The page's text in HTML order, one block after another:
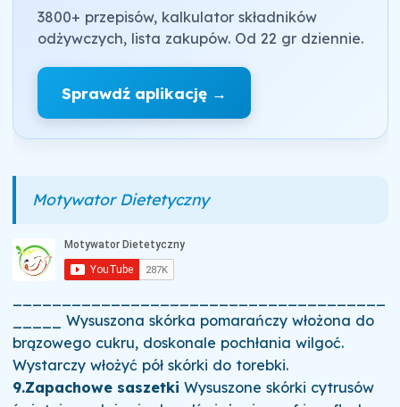
3800+ przepisów, kalkulator składników
odżywczych, lista zakupów. Od 22 gr dziennie.
Sprawdź aplikację →
Motywator Dietetyczny
_____ Wysuszona skórka pomarańczy włożona do
brązowego cukru, doskonale pochłania wilgoć.
Wystarczy włożyć pół skórki do torebki.
9.Zapachowe saszetki Wysuszone skórki cytrusów